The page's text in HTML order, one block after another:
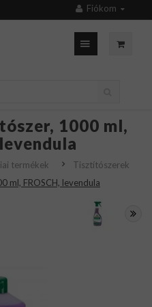
Fiókom
1000 ml,
termékek
Tisztítószerek
ml, FROSCH, levendula